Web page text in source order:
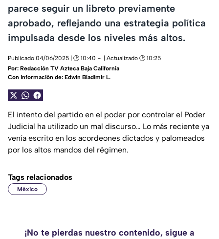
parece seguir un libreto previamente
aprobado, reflejando una estrategia política
impulsada desde los niveles más altos.
Publicado 04/06/2025 | 🕑 10:40
| Actualizado 🕑 10:25
Por: Redacción TV Azteca Baja California
Con información de: Edwin Bladimir L.
El intento del partido en el poder por controlar el Poder
Judicial ha utilizado un mal discurso… Lo más reciente ya
venía escrito en los acordeones dictados y palomeados
por los altos mandos del régimen.
Tags relacionados
México
¡No te pierdas nuestro contenido, sigue a